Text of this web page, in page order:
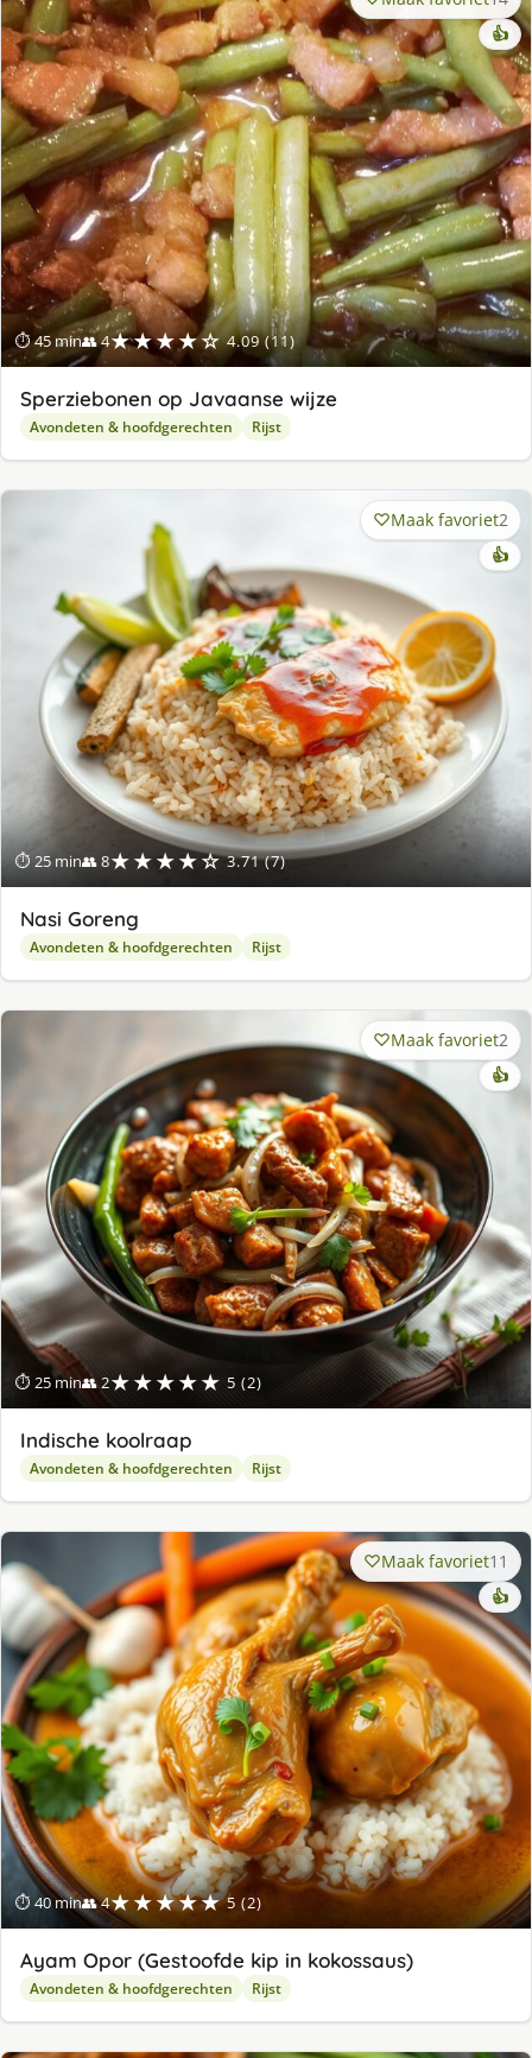
⏱ 45 min👥 4★★★★☆ 4.09 (11)
👍
Sperziebonen op Javaanse wijze
Avondeten & hoofdgerechten Rijst
⏱ 25 min👥 8★★★★☆ 3.71 (7)
Maak favoriet2
👍
Nasi Goreng
Avondeten & hoofdgerechten Rijst
⏱ 25 min👥 2★★★★★ 5 (2)
Maak favoriet2
👍
Indische koolraap
Avondeten & hoofdgerechten Rijst
⏱ 40 min👥 4★★★★★ 5 (2)
Maak favoriet11
👍
Ayam Opor (Gestoofde kip in kokossaus)
Avondeten & hoofdgerechten Rijst